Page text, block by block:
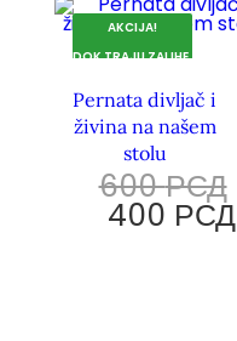
AKCIJA!
DOK TRAJU ZALIHE.
Pernata divljač i
živina na našem
stolu
600РСД
400 РСД